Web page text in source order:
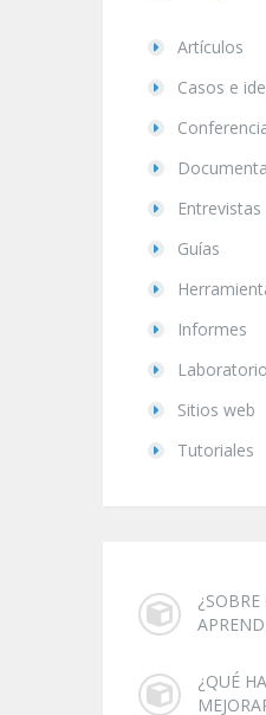
Artículos
Casos e
Entrevistas
Guías
Informes
Sitios web
Tutoriales
¿QUÉ